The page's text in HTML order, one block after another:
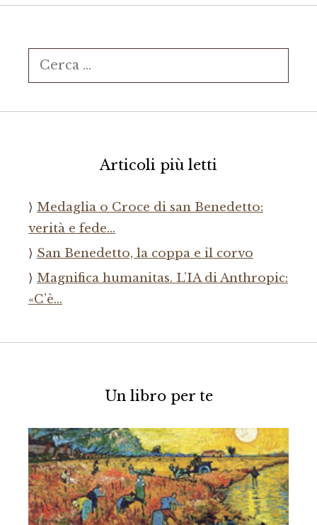
Ricerca
per:
Articoli più letti
Medaglia o Croce di san Benedetto:
verità e fede…
San Benedetto, la coppa e il corvo
Magnifica humanitas. L’IA di Anthropic:
«C’è…
Un libro per te